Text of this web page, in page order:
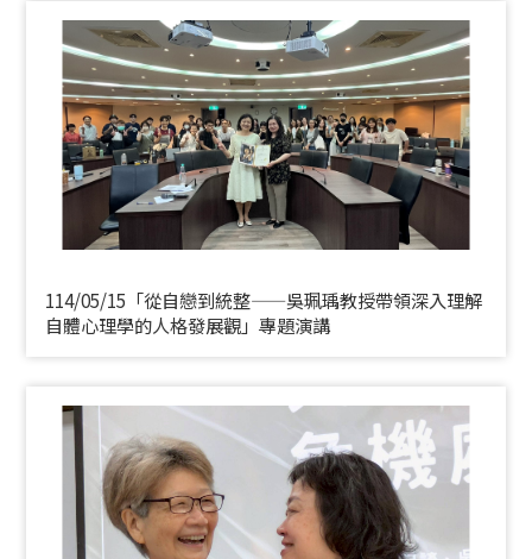
114/05/15「從自戀到統整——吳珮瑀教授帶領深入理解
自體心理學的人格發展觀」專題演講